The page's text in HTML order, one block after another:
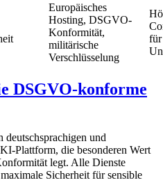
Europäisches
Hosting, DSGVO-
Konformität,
militärische
Verschlüsselung
für
DSGVO-konforme
und
Plattform, die besonderen Wert
legt. Alle Dienste
Sicherheit für sensible